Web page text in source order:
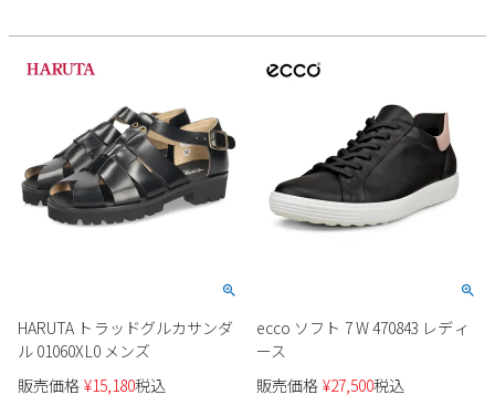
HARUTA トラッドグルカサンダ
ル 01060XL0 メンズ
販売価格 ¥15,180税込
ecco ソフト 7 W 470843 レディ
ース
販売価格 ¥27,500税込